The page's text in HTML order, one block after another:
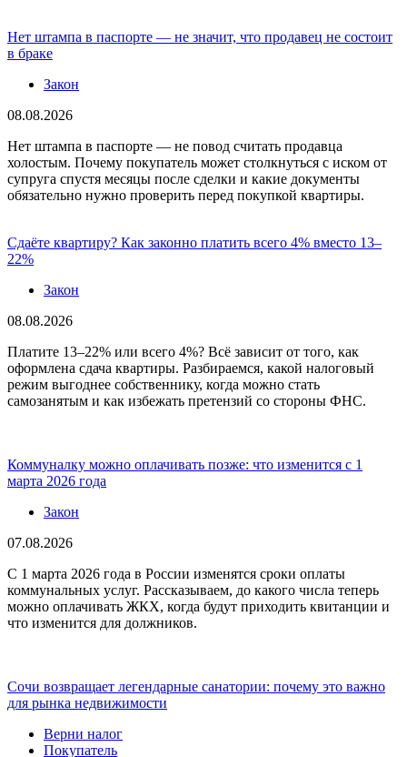
Нет штампа в паспорте — не значит, что продавец не состоит
в браке
Закон
08.08.2026
Нет штампа в паспорте — не повод считать продавца
холостым. Почему покупатель может столкнуться с иском от
супруга спустя месяцы после сделки и какие документы
обязательно нужно проверить перед покупкой квартиры.
Сдаёте квартиру? Как законно платить всего 4% вместо 13–
22%
Закон
08.08.2026
Платите 13–22% или всего 4%? Всё зависит от того, как
оформлена сдача квартиры. Разбираемся, какой налоговый
режим выгоднее собственнику, когда можно стать
самозанятым и как избежать претензий со стороны ФНС.
Коммуналку можно оплачивать позже: что изменится с 1
марта 2026 года
Закон
07.08.2026
С 1 марта 2026 года в России изменятся сроки оплаты
коммунальных услуг. Рассказываем, до какого числа теперь
можно оплачивать ЖКХ, когда будут приходить квитанции и
что изменится для должников.
Сочи возвращает легендарные санатории: почему это важно
для рынка недвижимости
Верни налог
Покупатель